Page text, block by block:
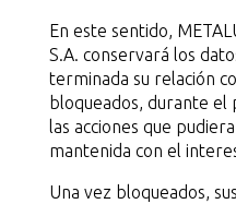
En este sentido,
S.A. conservará los
terminada su relación
bloqueados, durante
las acciones que
mantenida con el
Una vez bloqueados,